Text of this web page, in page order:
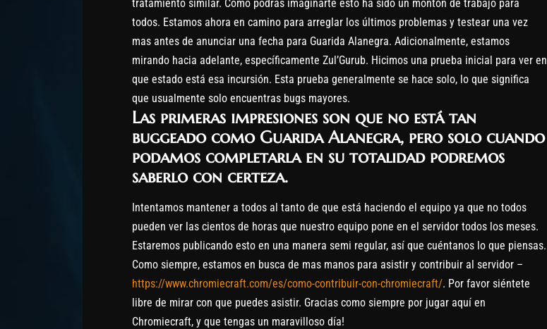
tratamiento similar. Como podrás imaginarte esto ha sido un montón de trabajo para
todos. Estamos ahora en camino para arreglar los últimos problemas y testear una vez
mas antes de anunciar una fecha para Guarida Alanegra. Adicionalmente, estamos
mirando hacia adelante, específicamente Zul’Gurub. Hicimos una prueba inicial para ver en
que estado está esa incursión. Esta prueba generalmente se hace solo, lo que significa
que usualmente solo encuentras bugs mayores.
Las primeras impresiones son que no está tan
buggeado como Guarida Alanegra, pero solo cuando
podamos completarla en su totalidad podremos
saberlo con certeza.
Intentamos mantener a todos al tanto de que está haciendo el equipo ya que no todos
pueden ver las cientos de horas que nuestro equipo pone en el servidor todos los meses.
Estaremos publicando esto en una manera semi regular, así que cuéntanos lo que piensas.
Como siempre, estamos en busca de mas manos para asistir y contribuir al servidor –
https://www.chromiecraft.com/es/como-contribuir-con-chromiecraft/. Por favor siéntete
libre de mirar con que puedes asistir. Gracias como siempre por jugar aquí en
Chromiecraft, y que tengas un maravilloso día!